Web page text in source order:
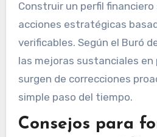
Construir un perfil
acciones estratégicas
verificables. Según el Buró
las mejoras sustanciales en
surgen de correcciones
simple paso del tiempo.
Consejos para